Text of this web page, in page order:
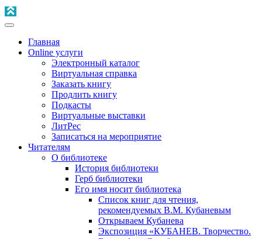
Главная
Online услуги
Электронный каталог
Виртуальная справка
Заказать книгу
Продлить книгу
Подкасты
Виртуальные выставки
ЛитРес
Записаться на мероприятие
Читателям
О библиотеке
История библиотеки
Герб библиотеки
Его имя носит библиотека
Список книг для чтения,
рекомендуемых В.М. Кубаневым
Открываем Кубанева
Экспозиция «КУБАНЕВ. Творчество.